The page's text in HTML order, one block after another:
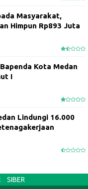
Masyarakat,
Himpun Rp893 Juta
Kota Medan
I
Lindungi 16.000
SIBER